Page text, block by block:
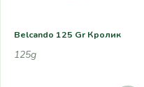
Belcando 125 Gr Кролик
125g